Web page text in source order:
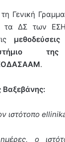
Γενική
τα ΔΣ των
μεθοδεύσεις
.
Βαξεβάνης:
ιστότοπο
ημέρες, ο